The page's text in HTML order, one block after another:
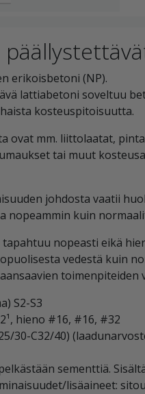
erikoisbetoni (NP).
lattiabetoni soveltuu
kosteuspitoisuutta.
ovat mm. liittolaatat,
tai muut
johdosta vaatii
nopeammin kuin
nopeasti eikä
vedestä kuin
toimenpiteiden
S2-S3
hieno #16, #16, #32
30-C32/40)
sementtiä.
lisäaineet: